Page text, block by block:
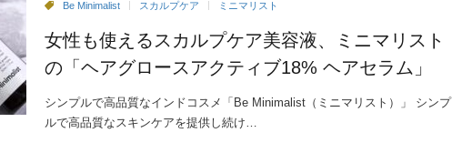
Be Minimalist スカルプケア ミニマリスト
女性も使えるスカルプケア美容液、ミニマリスト
の「ヘアグロースアクティブ18% ヘアセラム」
シンプルで高品質なインドコスメ「Be Minimalist（ミニマリスト）」 シンプ
ルで高品質なスキンケアを提供し続け…